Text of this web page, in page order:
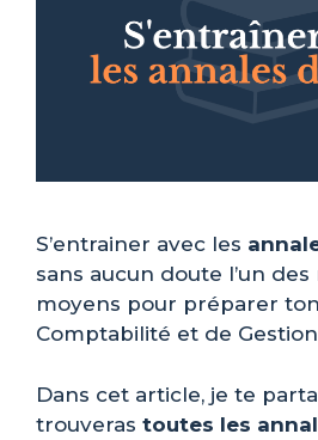
S’entrainer avec les
sans aucun doute l’un
moyens pour préparer
Comptabilité et de
Dans cet article, je te
trouveras toutes les